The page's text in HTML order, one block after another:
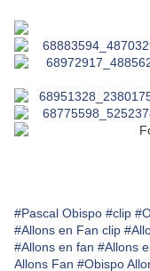
#Pascal Obispo #clip
#Allons en Fan clip
#Allons en fan #Allons
Allons Fan #Obispo